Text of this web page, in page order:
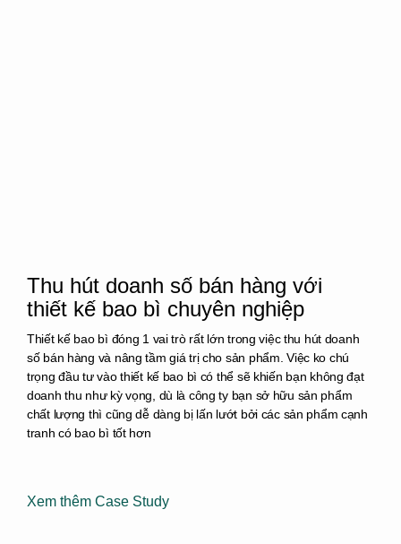
Thu hút doanh số bán hàng với
thiết kế bao bì chuyên nghiệp
Thiết kế bao bì đóng 1 vai trò rất lớn trong việc thu hút doanh
số bán hàng và nâng tầm giá trị cho sản phẩm. Việc ko chú
trọng đầu tư vào thiết kế bao bì có thể sẽ khiến bạn không đạt
doanh thu như kỳ vọng, dù là công ty bạn sở hữu sản phẩm
chất lượng thì cũng dễ dàng bị lấn lướt bởi các sản phẩm cạnh
tranh có bao bì tốt hơn
Xem thêm Case Study